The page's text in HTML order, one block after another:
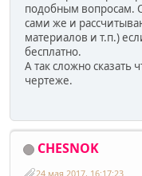
подобным вопросам.
сами же и
материалов и т.п.)
бесплатно.
А так сложно сказать
чертеже.
CHESNOK
24 мая 2017, 16:17:23